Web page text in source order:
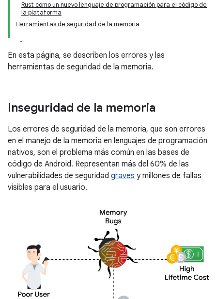
Rust como un nuevo lenguaje de programación para el código de
la plataforma
Herramientas de seguridad de la memoria
En esta página, se describen los errores y las
herramientas de seguridad de la memoria.
Inseguridad de la memoria
Los errores de seguridad de la memoria, que son errores
en el manejo de la memoria en lenguajes de programación
nativos, son el problema más común en las bases de
código de Android. Representan más del 60% de las
vulnerabilidades de seguridad graves y millones de fallas
visibles para el usuario.